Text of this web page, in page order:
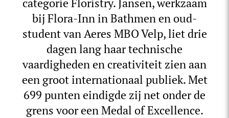
ABONNEER
bij Flora-Inn in Bathmen en oud-
student van Aeres MBO Velp, liet drie
dagen lang haar technische
vaardigheden en creativiteit zien aan
een groot internationaal publiek. Met
699 punten eindigde zij net onder de
grens voor een Medal of Excellence.